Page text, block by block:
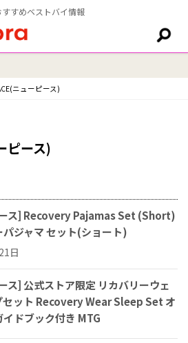
すめベストバイ情報
ニューピース)
ピース)
ス] Recovery Pajamas Set (Short)
パジャマ セット(ショート)
日
ス] 公式ストア限定 リカバリーウェ
セット Recovery Wear Sleep Set オ
イドブック付き MTG